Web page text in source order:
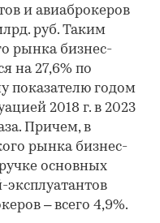
и авиаброкеров
руб. Таким
рынка бизнес-
на 27,6% по
показателю годом
2018 г. в 2023
Причем, в
рынка бизнес-
основных
– всего 4,9%.